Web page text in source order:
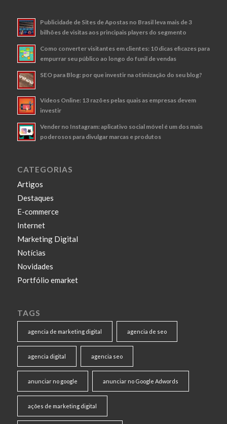
Publicidade de Sites de Apostas no Brasil leva mais de 3
bilhões de visitas aos principais players do segmento
Como converter visitantes em clientes: 10 dicas eficazes para
empurrar seu público ao longo do funil de vendas
SEO para Blog: por que investir na otimização do seu blog?
Vídeos Online: 13 razões pelas quais as empresas devem
investir
Vender no Instagram: aplicativo social móvel é um dos mais
poderosos para divulgar marcas e produtos
CATEGORIAS
Artigos
Destaques
E-commerce
Internet
Marketing Digital
Notícias
Novidades
Portfólio emarket
TAGS
agencia de marketing digital agencia de seo
agencia digital agencia seo
anunciar no google anunciar no Google Adwords
ações de marketing digital